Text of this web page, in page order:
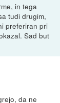
in tega
tudi drugim,
preferiran pri
Sad but
da ne